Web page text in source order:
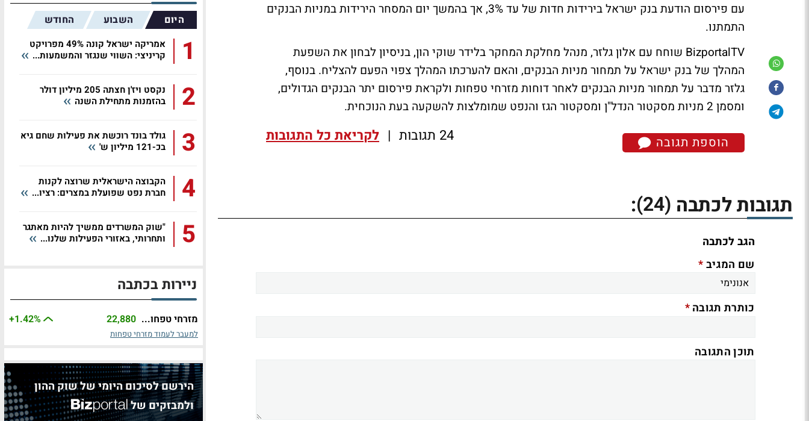
עם פירסום הודעת בנק ישראל בירידות חדות של עד 3%, אך בהמשך יום המסחר הירידות במניות הבנקים
התמתנו.
BizportalTV שוחח עם אלון גלזר, מנהל מחלקת המחקר בלידר שוקי הון, בניסיון לבחון את השפעת
המהלך של בנק ישראל על תמחור מניות הבנקים, והאם להערכתו המהלך צפוי הפעם להצליח. בנוסף,
גלזר מדבר על תמחור מניות הבנקים לאחר דוחות מזרחי טפחות ולקראת פירסום יתר הבנקים הגדולים,
ומסמן 2 מניות מסקטור הנדל"ן ומסקטור הגז והנפט שמומלצות להשקעה בעת הנוכחית.
הוספת תגובה 24 תגובות | לקריאת כל התגובות
תגובות לכתבה (24)
:
הגב לכתבה
שם המגיב*
כותרת תגובה*
תוכן התגובה
היום השבוע החודש
1
אמריקה ישראל קונה 49% מפרויקט
קריניצי: השווי שנגזר והמשמעות...
2
נקסט ויז'ן חצתה 205 מיליון דולר
בהזמנות מתחילת השנה
3
גולד בונד רוכשת את פעילות שחם גיא
בכ-121 מיליון ש'
4
הקבוצה הישראלית שרוצה לקנות
חברת נפט שפועלת במצרים: רציו...
5
"שוק המשרדים ממשיך להיות מאתגר
ותחרותי, באזורי הפעילות שלנו...
ניירות בכתבה
מזרחי טפחו... 22,880
+1.42%
למעבר לעמוד מזרחי טפחות
הירשם לסיכום היומי של שוק ההון
ולמבזקים של